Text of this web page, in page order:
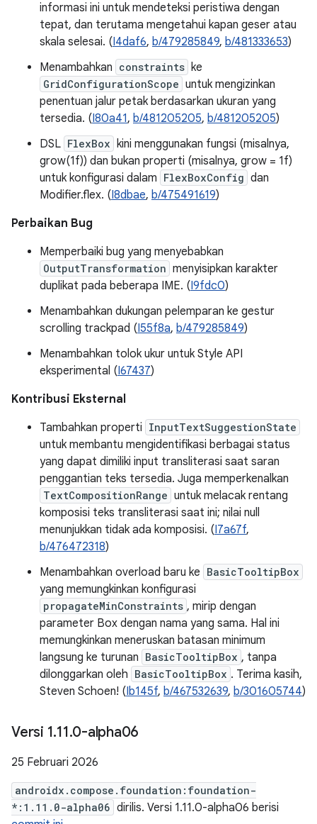
informasi ini untuk mendeteksi peristiwa dengan
tepat, dan terutama mengetahui kapan geser atau
skala selesai. (I4daf6, b/479285849, b/481333653)
Menambahkan constraints ke
GridConfigurationScope untuk mengizinkan
penentuan jalur petak berdasarkan ukuran yang
tersedia. (I80a41, b/481205205, b/481205205)
DSL FlexBox kini menggunakan fungsi (misalnya,
grow(1f)) dan bukan properti (misalnya, grow = 1f)
untuk konfigurasi dalam FlexBoxConfig dan
Modifier.flex. (I8dbae, b/475491619)
Perbaikan Bug
Memperbaiki bug yang menyebabkan
OutputTransformation menyisipkan karakter
duplikat pada beberapa IME. (I9fdc0)
Menambahkan dukungan pelemparan ke gestur
scrolling trackpad (I55f8a, b/479285849)
Menambahkan tolok ukur untuk Style API
eksperimental (I67437)
Kontribusi Eksternal
Tambahkan properti InputTextSuggestionState
untuk membantu mengidentifikasi berbagai status
yang dapat dimiliki input transliterasi saat saran
penggantian teks tersedia. Juga memperkenalkan
TextCompositionRange untuk melacak rentang
komposisi teks transliterasi saat ini; nilai null
menunjukkan tidak ada komposisi. (I7a67f,
b/476472318)
Menambahkan overload baru ke BasicTooltipBox
yang memungkinkan konfigurasi
propagateMinConstraints , mirip dengan
parameter Box dengan nama yang sama. Hal ini
memungkinkan meneruskan batasan minimum
langsung ke turunan BasicTooltipBox , tanpa
dilonggarkan oleh BasicTooltipBox . Terima kasih,
Steven Schoen! (Ib145f, b/467532639, b/301605744)
Versi 1.11.0-alpha06
25 Februari 2026
androidx.compose.foundation:foundation-
*:1.11.0-alpha06 dirilis. Versi 1.11.0-alpha06 berisi